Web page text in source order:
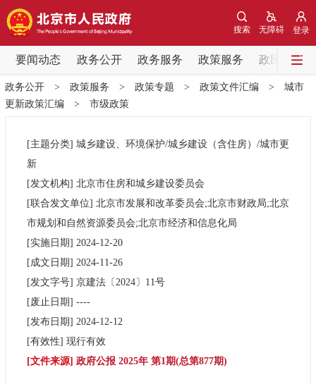
登录
无障碍
搜索
要闻动态 政务公开 政务服务 政策服务 政民互动
要闻动态
党中央精神 国务院信息 中央部委动态
各区热点
市领导
政务服务
政务公开> 政策服务 > 政策专题 > 政策文件汇编 > 城市
更新政策汇编 > 市级政策
[主题分类] 城乡建设、环境保护/城乡建设（含住房）/城市更
新
[发文机构] 北京市住房和城乡建设委员会
[联合发文单位] 北京市发展和改革委员会;北京市财政局;北京
市规划和自然资源委员会;北京市经济和信息化局
[实施日期] 2024-12-20
[成文日期] 2024-11-26
[发文字号] 京建法〔2024〕 11号
[废止日期] ----
[发布日期] 2024-12-12
[有效性] 现行有效
[文件来源] 政府公报 2025年 第1期(总第877期)